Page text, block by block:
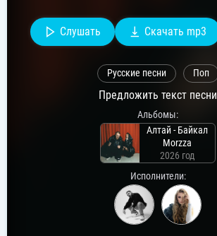
Слушать Скачать mp3
Русские песни Поп
Предложить текст песни
Альбомы:
Алтай - Байкал
Morzza
2026 год
Исполнители: